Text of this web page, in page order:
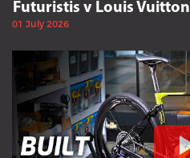
Futuristis v Louis Vuitton
01 July 2026